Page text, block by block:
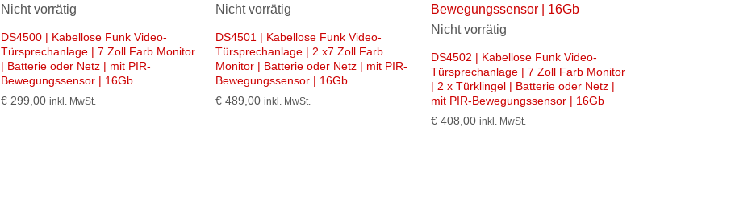
Nicht vorrätig
DS4500 | Kabellose Funk Video-
Türsprechanlage | 7 Zoll Farb Monitor
| Batterie oder Netz | mit PIR-
Bewegungssensor | 16Gb
€ 299,00 inkl. MwSt.
Nicht vorrätig
DS4501 | Kabellose Funk Video-
Türsprechanlage | 2 x7 Zoll Farb
Monitor | Batterie oder Netz | mit PIR-
Bewegungssensor | 16Gb
€ 489,00 inkl. MwSt.
Nicht vorrätig
DS4502 | Kabellose Funk Video-
Türsprechanlage | 7 Zoll Farb Monitor
| 2 x Türklingel | Batterie oder Netz |
mit PIR-Bewegungssensor | 16Gb
€408,00 inkl. MwSt.